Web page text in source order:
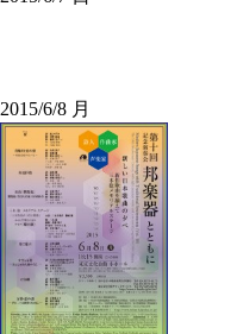
2015/6/8 月